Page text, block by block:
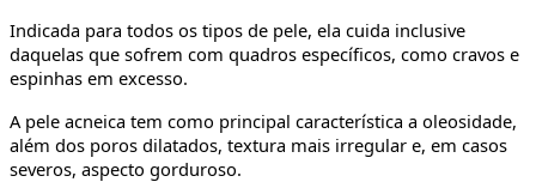
Indicada para todos os tipos de pele, ela cuida inclusive
daquelas que sofrem com quadros específicos, como cravos e
espinhas em excesso.
A pele acneica tem como principal característica a oleosidade,
além dos poros dilatados, textura mais irregular e, em casos
severos, aspecto gorduroso.